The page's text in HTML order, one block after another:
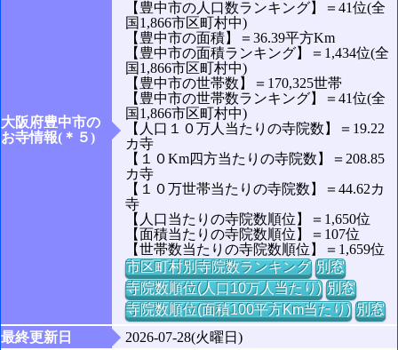
大阪府豊中市の
お寺情報(＊５)
【豊中市の人口数ランキング】＝41位(全
国1,866市区町村中)
【豊中市の面積】＝36.39平方Km
【豊中市の面積ランキング】＝1,434位(全
国1,866市区町村中)
【豊中市の世帯数】＝170,325世帯
【豊中市の世帯数ランキング】＝41位(全
国1,866市区町村中)
【人口１０万人当たりの寺院数】＝19.22
カ寺
【１０Km四方当たりの寺院数】＝208.85
カ寺
【１０万世帯当たりの寺院数】＝44.62カ
寺
【人口当たりの寺院数順位】＝1,650位
【面積当たりの寺院数順位】＝107位
【世帯数当たりの寺院数順位】＝1,659位
市区町村別寺院数ランキング 別窓
寺院数順位(人口10万人当たり) 別窓
寺院数順位(面積100平方Km当たり) 別窓
最終更新日
2026-07-28(火曜日)